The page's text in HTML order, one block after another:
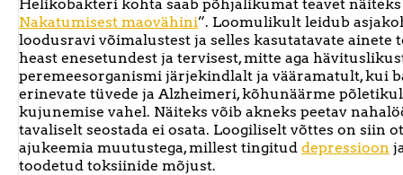
Helikobakteri kohta saab põhjalikumat teavet
Nakatumisest maovähini”. Loomulikult leidub
loodusravi võimalustest ja selles kasutatavate ainete
heast enesetundest ja tervisest, mitte aga
peremeesorganismi järjekindlalt ja vääramatult, kui
erinevate tüvede ja Alzheimeri, kõhunäärme
kujunemise vahel. Näiteks võib akneks peetav
tavaliselt seostada ei osata. Loogiliselt võttes on siin
ajukeemia muutustega, millest tingitud depressioon
toodetud toksiinide mõjust.